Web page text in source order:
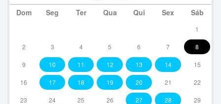
Dom Seg Ter Qua Qui Sex Sáb
1
2 3 4 5 6 7 8
9 10 11 12 13 14 15
16 17 18 19 20 21 22
23 24 25 26 27 28 29